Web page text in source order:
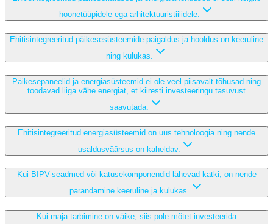
hoonetüüpidele ega arhitektuuristiilidele.
Ehitisintegreeritud päikesesüsteemide paigaldus ja hooldus on keeruline
ning kulukas.
Päikesepaneelid ja energiasüsteemid ei ole veel piisavalt tõhusad ning
toodavad liiga vähe energiat, et kiiresti investeeringu tasuvust
saavutada.
Ehitisintegreeritud energiasüsteemid on uus tehnoloogia ning nende
usaldusväärsus on kaheldav.
Kui BIPV-seadmed või katusekomponendid lähevad katki, on nende
parandamine keeruline ja kulukas.
Kui maja tarbimine on väike, siis pole mõtet investeerida